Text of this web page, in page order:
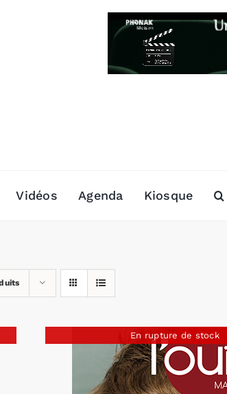
Vidéos Agenda Kiosque
En rupture de stock